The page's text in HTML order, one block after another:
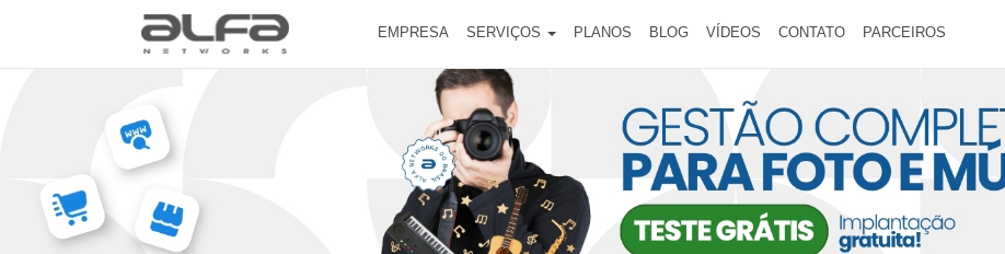
EMPRESA SERVIÇOS PLANOS BLOG VÍDEOS CONTATO PARCEIROS